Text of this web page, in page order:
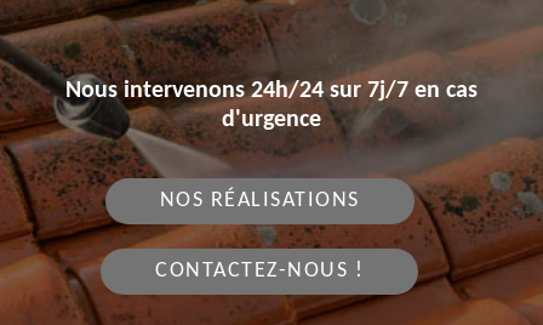
Nous intervenons 24h/24 sur 7j/7 en cas
d'urgence
NOS RÉALISATIONS
CONTACTEZ-NOUS !